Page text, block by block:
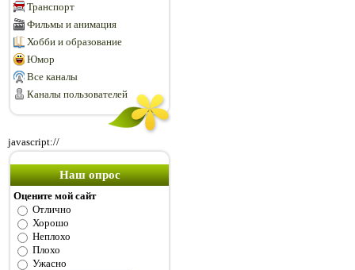
Транспорт
Фильмы и анимация
Хобби и образование
Юмор
Все каналы
Каналы пользователей
javascript://
Наш опрос
Оцените мой сайт
Отлично
Хорошо
Неплохо
Плохо
Ужасно